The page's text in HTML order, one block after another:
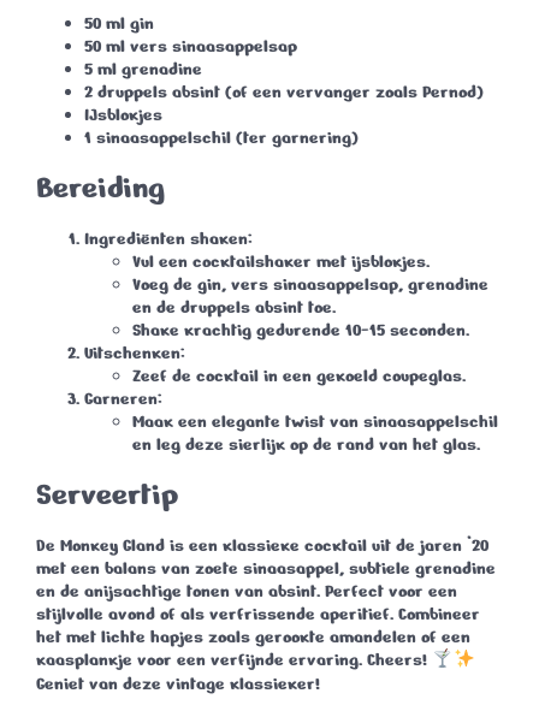
50 ml gin
50 ml vers sinaasappelsap
5 ml grenadine
2 druppels absint (of een vervanger zoals Pernod)
IJsblokjes
1 sinaasappelschil (ter garnering)
Bereiding
Ingrediënten shaken:
Vul een cocktailshaker met ijsblokjes.
Voeg de gin, vers sinaasappelsap, grenadine
en de druppels absint toe.
Shake krachtig gedurende 10-15 seconden.
Uitschenken:
Zeef de cocktail in een gekoeld coupeglas.
Garneren:
Maak een elegante twist van sinaasappelschil
en leg deze sierlijk op de rand van het glas.
Serveertip
De Monkey Gland is een klassieke cocktail uit de jaren ’20
met een balans van zoete sinaasappel, subtiele grenadine
en de anijsachtige tonen van absint. Perfect voor een
stijlvolle avond of als verfrissende aperitief. Combineer
het met lichte hapjes zoals gerookte amandelen of een
kaasplankje voor een verfijnde ervaring. Cheers!
Geniet van deze vintage klassieker!